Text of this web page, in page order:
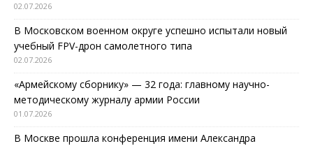
02.07.2026
В Московском военном округе успешно испытали новый
учебный FPV-дрон самолетного типа
02.07.2026
«Армейскому сборнику» — 32 года: главному научно-
методическому журналу армии России
01.07.2026
В Москве прошла конференция имени Александра